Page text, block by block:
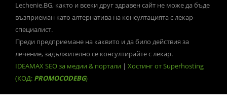
Lechenie.BG, както и всеки друг здравен сайт не може да бъде
възприеман като алтернатива на консултацията с лекар-
специалист.
Преди предприемане на каквито и да било действия за
лечение, задължително се консултирайте с лекар.
IDEAMAX SEO за медии & портали | Хостинг от Superhosting
(КОД: PROMOCODEBG)